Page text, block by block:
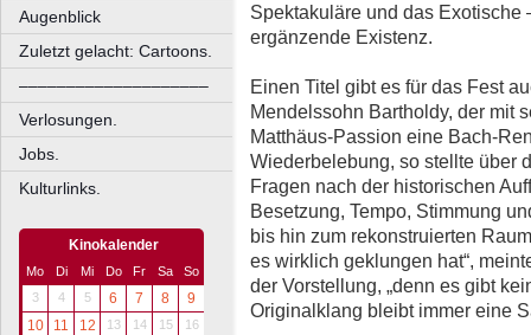
Augenblick
Zuletzt gelacht: Cartoons.
––––––––––––––––––––
Verlosungen.
Jobs.
Kulturlinks.
Kinokalender
Mo Di Mi Do Fr Sa
So
3
4 5 6 7 8
9
10
11 12 13 14 15 16
Spektakuläre und das Exotische
ergänzende Existenz.
Einen Titel gibt es für das Fest
Mendelssohn Bartholdy, der mit
Matthäus-Passion eine Bach-
Wiederbelebung, so stellte über
Fragen nach der historischen
Besetzung, Tempo, Stimmung
bis hin zum rekonstruierten
es wirklich geklungen hat“,
der Vorstellung, „denn es gibt
Originalklang bleibt immer eine